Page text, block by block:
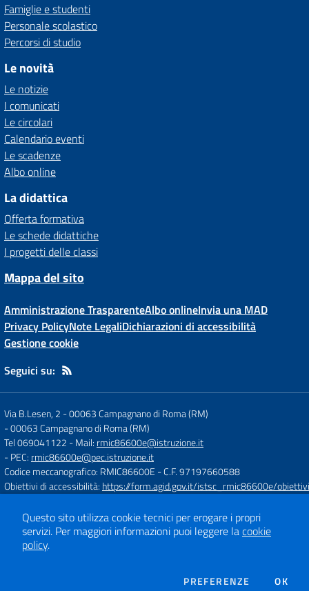
Famiglie e studenti
Personale scolastico
Percorsi di studio
Le novità
Le notizie
I comunicati
Le circolari
Calendario eventi
Le scadenze
Albo online
La didattica
Offerta formativa
Le schede didattiche
I progetti delle classi
Mappa del sito
Amministrazione TrasparenteAlbo onlineInvia una MAD
Privacy PolicyNote LegaliDichiarazioni di accessibilità
Gestione cookie
Seguici su:
Via B.Lesen, 2 - 00063 Campagnano di Roma (RM)
-00063 Campagnano di Roma (RM)
Tel 069041122 - Mail: rmic86600e@istruzione.it
- PEC: rmic86600e@pec.istruzione.it
Codice meccanografico: RMIC86600E - C.F. 97197660588
Obiettivi di accessibilità: https://form.agid.gov.it/istsc_rmic86600e/obiettivi
Concept & Design by
Designers Italia
Sito web realizzato con CMS
Questo sito utilizza cookie tecnici per erogare i propri
servizi. Per maggiori informazioni puoi leggere lacookie
policy.
PREFERENZE DEI COOKIE
OK